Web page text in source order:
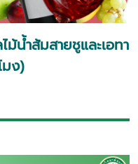
ม้น้ำส้มสายชูและเอทา
มง)